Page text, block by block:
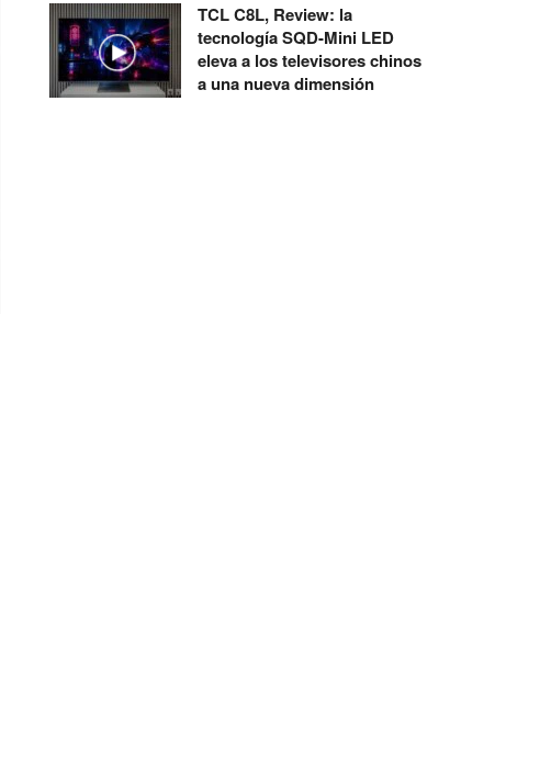
TCL C8L, Review: la
tecnología SQD-Mini LED
eleva a los televisores chinos
a una nueva dimensión